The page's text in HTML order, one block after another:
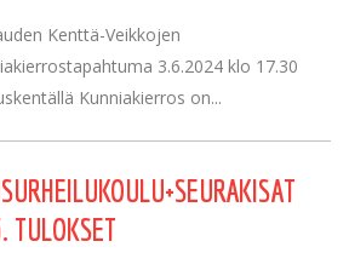
Kenttä-Veikkojen
3.6.2024 klo 17.30
Kunniakierros on...
TULOKSET